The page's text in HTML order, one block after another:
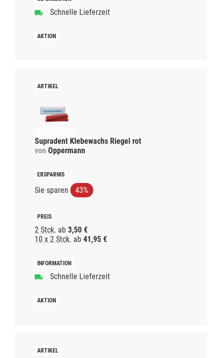
Schnelle Lieferzeit
Supradent Klebewachs Riegel rot
von Oppermann
Sie sparen 43%
2 Stck. ab 3,50 €
10 x 2 Stck. ab 41,95 €
Schnelle Lieferzeit